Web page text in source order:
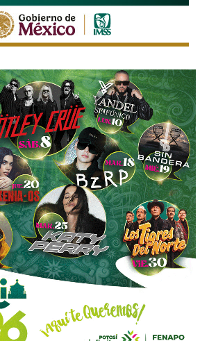
a la presidenta”: Ruth